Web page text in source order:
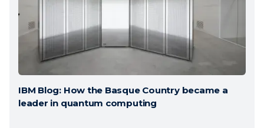
IBM Blog: How the Basque Country became a
leader in quantum computing